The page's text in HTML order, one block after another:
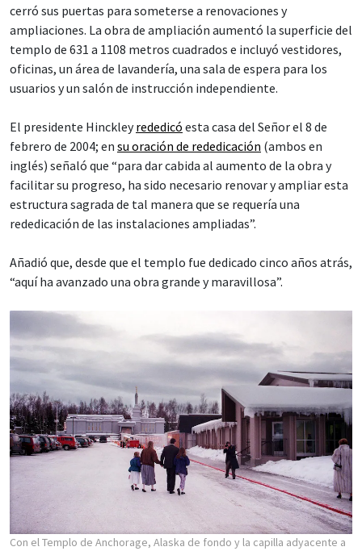
cerró sus puertas para someterse a renovaciones y
ampliaciones. La obra de ampliación aumentó la superficie del
templo de 631 a 1108 metros cuadrados e incluyó vestidores,
oficinas, un área de lavandería, una sala de espera para los
usuarios y un salón de instrucción independiente.
El presidente Hinckleyrededicó esta casa del Señor el 8 de
febrero de 2004; en su oración de rededicación (ambos en
inglés) señaló que “para dar cabida al aumento de la obra y
facilitar su progreso, ha sido necesario renovar y ampliar esta
estructura sagrada de tal manera que se requería una
rededicación de las instalaciones ampliadas”.
Añadió que, desde que el templo fue dedicado cinco años atrás,
“aquí ha avanzado una obra grande y maravillosa”.
Con el Templo de Anchorage, Alaska de fondo y la capilla adyacente a